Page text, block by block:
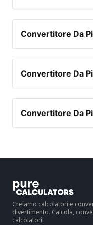
Convertitore Da
Convertitore Da
Convertitore Da
Creiamo calcolatori e
divertimento. Calcola,
calcolatori!